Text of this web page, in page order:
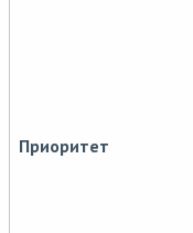
Приоритет